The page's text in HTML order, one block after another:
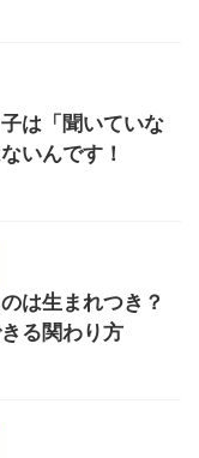
は「聞いていな
いんです！
は生まれつき？
る関わり方